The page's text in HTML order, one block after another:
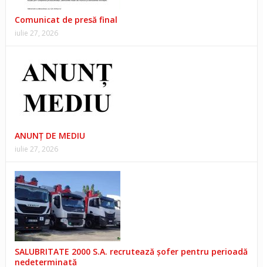
Comunicat de presă final
iulie 27, 2026
ANUNŢ DE MEDIU
iulie 27, 2026
SALUBRITATE 2000 S.A. recrutează șofer pentru perioadă
nedeterminată